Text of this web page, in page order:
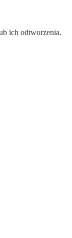
ich odtworzenia.